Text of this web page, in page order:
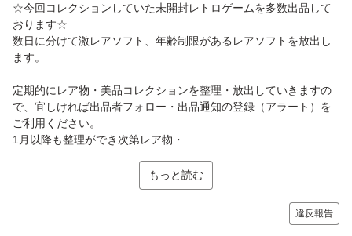
☆今回コレクションしていた未開封レトロゲームを多数出品して
おります☆
数日に分けて激レアソフト、年齢制限があるレアソフトを放出し
ます。
定期的にレア物・美品コレクションを整理・放出していきますの
で、宜しければ出品者フォロー・出品通知の登録（アラート）を
ご利用ください。
1月以降も整理ができ次第レア物・...
もっと読む
違反報告